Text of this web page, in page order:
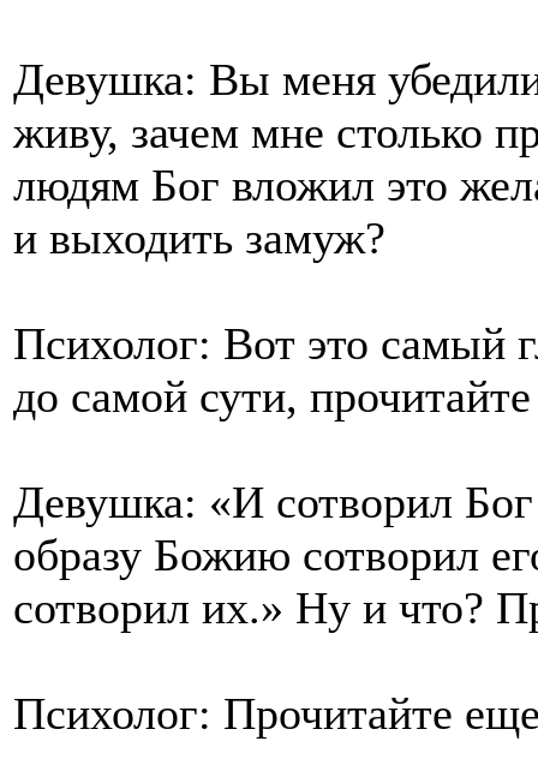
Девушка: Вы меня
живу, зачем мне столько
людям Бог вложил это
и выходить замуж?
Психолог: Вот это самый
до самой сути,
Девушка: «И сотворил
образу Божию сотворил
сотворил их.» Ну и что?
Психолог: Прочитайте